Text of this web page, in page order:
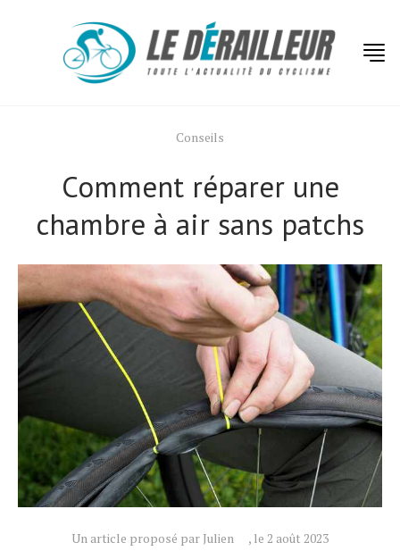
Conseils
Comment réparer une
chambre à air sans patchs
Un article proposé par Julien , le 2 août 2023
Actualités
Technologies
Tests de produits
Conseils
Tendances
Tous nos articles